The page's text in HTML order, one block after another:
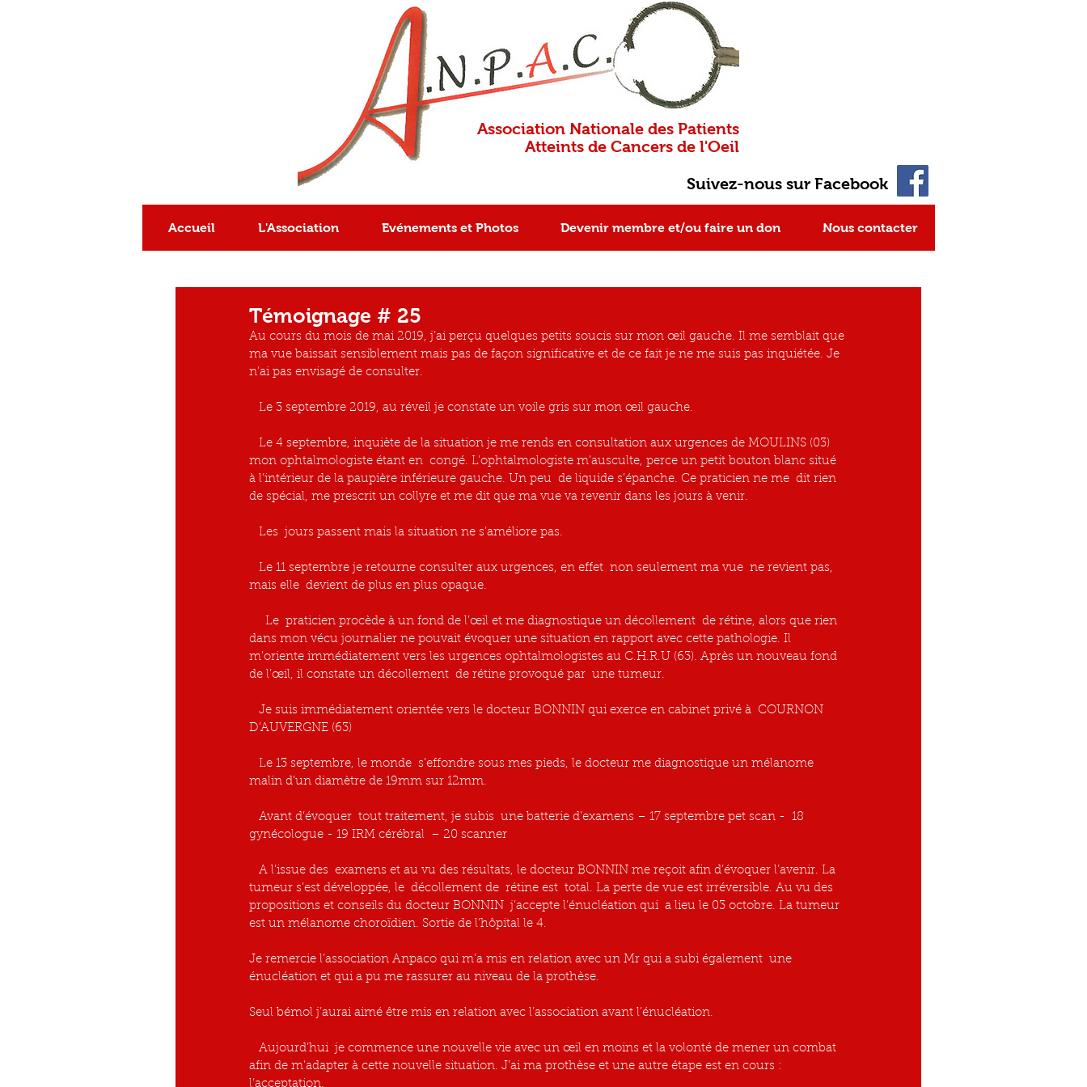
Association Nationale des Patients
Atteints de Cancers de l'Oeil
Suivez-nous sur Facebook
Accueil L'Association Evénements et Photos Devenir membre et/ou faire un don Nous contacter
Témoignage # 25
Au cours du mois de mai 2019, j’ai perçu quelques petits soucis sur mon œil gauche. Il me semblait que
ma vue baissait sensiblement mais pas de façon significative et de ce fait je ne me suis pas inquiétée. Je
n’ai pas envisagé de consulter.
   Le 3 septembre 2019, au réveil je constate un voile gris sur mon œil gauche.
mon ophtalmologiste étant en  congé. L’ophtalmologiste m’ausculte, perce un petit bouton blanc situé
à l’intérieur de la paupière inférieure gauche. Un peu  de liquide s’épanche. Ce praticien ne me  dit rien
de spécial, me prescrit un collyre et me dit que ma vue va revenir dans les jours à venir.
   Les  jours passent mais la situation ne s’améliore pas.
mais elle  devient de plus en plus opaque.
dans mon vécu journalier ne pouvait évoquer une situation en rapport avec cette pathologie. Il
m’oriente immédiatement vers les urgences ophtalmologistes au C.H.R.U (63). Après un nouveau fond
de l’œil, il constate un décollement  de rétine provoqué par  une tumeur.
D’AUVERGNE (63)
malin d’un diamètre de 19mm sur 12mm.
gynécologue - 19 IRM cérébral  – 20 scanner
tumeur s’est développée, le  décollement de  rétine est  total. La perte de vue est irréversible. Au vu des
propositions et conseils du docteur BONNIN  j’accepte l’énucléation qui  a lieu le 03 octobre. La tumeur
est un mélanome choroïdien. Sortie de l’hôpital le 4.
Je remercie l’association Anpaco qui m’a mis en relation avec un Mr qui a subi également  une
énucléation et qui a pu me rassurer au niveau de la prothèse.
Seul bémol j’aurai aimé être mis en relation avec l’association avant l’énucléation.
afin de m’adapter à cette nouvelle situation. J’ai ma prothèse et une autre étape est en cours :
l’acceptation.